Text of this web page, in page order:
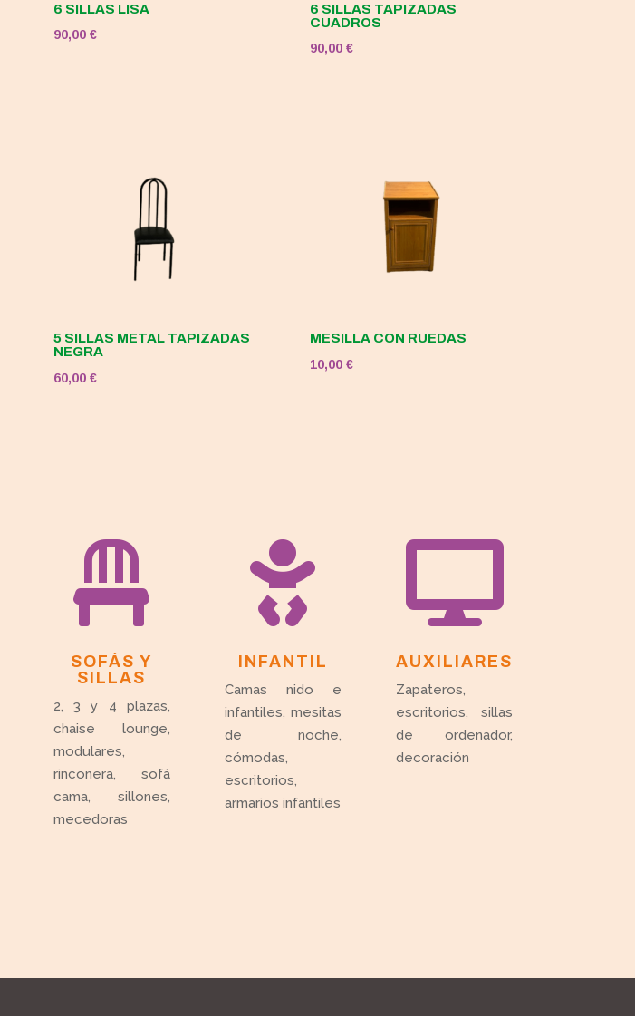
6 SILLAS LISA
90,00 €
6 SILLAS TAPIZADAS
CUADROS
90,00€
5 SILLAS METAL TAPIZADAS
NEGRA
60,00 €
MESILLA CON RUEDAS
10,00€

SOFÁS Y
SILLAS
2, 3 y 4 plazas,
chaise lounge,
modulares,
rinconera, sofá
cama, sillones,
mecedoras

INFANTIL
Camas nido e
infantiles, mesitas
de noche,
cómodas,
escritorios,
armarios infantiles

AUXILIARES
Zapateros,
escritorios, sillas
de ordenador,
decoración